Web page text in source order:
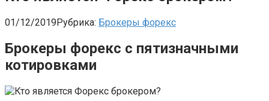
01/12/2019Рубрика: Брокеры форекс
Брокеры форекс с пятизначными
котировками